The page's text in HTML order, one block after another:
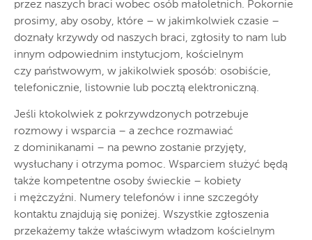
przez naszych braci wobec osób małoletnich. Pokornie
prosimy, aby osoby, które – w jakimkolwiek czasie –
doznały krzywdy od naszych braci, zgłosiły to nam lub
innym odpowiednim instytucjom, kościelnym
czy państwowym, w jakikolwiek sposób: osobiście,
telefonicznie, listownie lub pocztą elektroniczną.
Jeśli ktokolwiek z pokrzywdzonych potrzebuje
rozmowy i wsparcia – a zechce rozmawiać
z dominikanami – na pewno zostanie przyjęty,
wysłuchany i otrzyma pomoc. Wsparciem służyć będą
także kompetentne osoby świeckie – kobiety
i mężczyźni. Numery telefonów i inne szczegóły
kontaktu znajdują się poniżej. Wszystkie zgłoszenia
przekażemy także właściwym władzom kościelnym